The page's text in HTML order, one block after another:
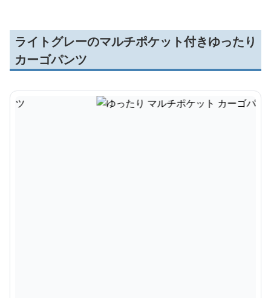
ライトグレーのマルチポケット付きゆったり
カーゴパンツ